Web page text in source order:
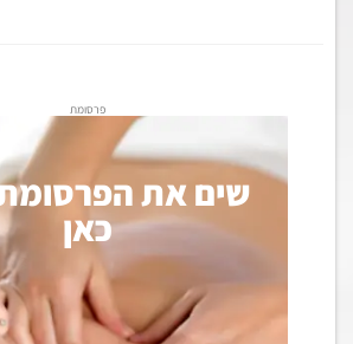
פרסומת
שים את הפרסומת
כאן